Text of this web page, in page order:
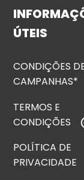
ÚTEIS
CONDIÇÕES
CAMPANHAS*
TERMOS E
CONDIÇÕES
POLÍTICA DE
PRIVACIDADE